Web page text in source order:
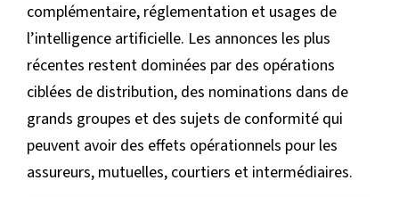
complémentaire, réglementation et usages de
l’intelligence artificielle. Les annonces les plus
récentes restent dominées par des opérations
ciblées de distribution, des nominations dans de
grands groupes et des sujets de conformité qui
peuvent avoir des effets opérationnels pour les
assureurs, mutuelles, courtiers et intermédiaires.